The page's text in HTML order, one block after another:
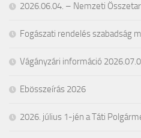
2026.06.04. – Nemzeti
Fogászati rendelés szabadság
Vágányzári információ
Ebösszeírás 2026
2026. július 1-jén a Táti